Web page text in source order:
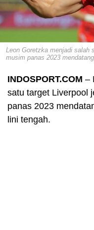
Leon Goretzka menjadi salah
musim panas 2023
INDOSPORT.COM –
satu target Liverpool
panas 2023
lini tengah.